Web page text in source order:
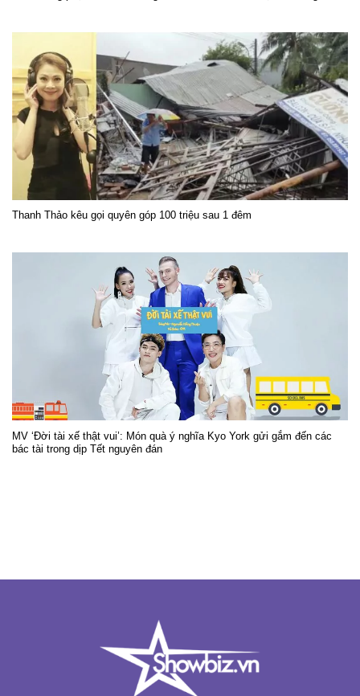
Thanh Thảo kêu gọi quyên góp 100 triệu sau 1 đêm
MV ‘Đời tài xế thật vui’: Món quà ý nghĩa Kyo York gửi gắm đến các
bác tài trong dịp Tết nguyên đán